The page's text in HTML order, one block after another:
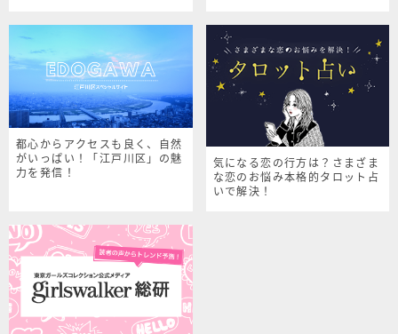
都心からアクセスも良く、自然
がいっぱい！「江戸川区」の魅
力を発信！
気になる恋の行方は？さまざま
な恋のお悩み本格的タロット占
いで解決！